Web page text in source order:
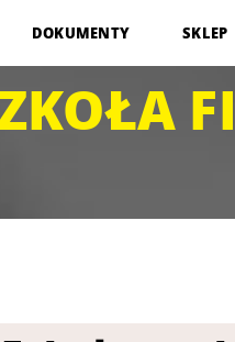
DOKUMENTY SKLEP